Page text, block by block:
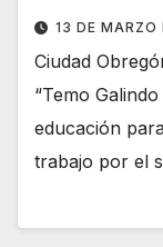
13 DE MARZO
Ciudad
“Temo
educación
trabajo por el